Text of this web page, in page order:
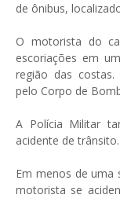
de ônibus,
O motorista do
escoriações em
região das
pelo Corpo de
A Polícia Militar
acidente de trânsito.
Em menos de uma
motorista se